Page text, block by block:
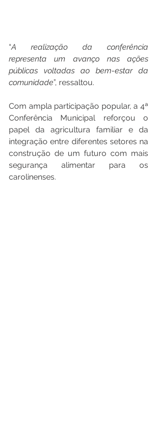
“A realização da
conferência
representa
um avanço nas
ações
públicas
voltadas ao bem-estar
da
comunidade”, ressaltou.
Com ampla participação popular, a 4ª
Conferência Municipal reforçou o
papel da agricultura familiar e da
integração entre diferentes setores na
construção de um futuro com mais
segurança alimentar para os
carolinenses.